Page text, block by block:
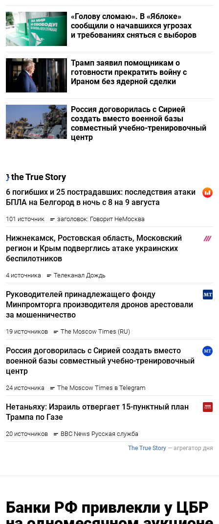
«Голову сломаю». В «Яблоке»
сообщили о начавшихся угрозах
и требованиях сняться с выборов
Трамп заявил помощникам о
готовности прекратить войну с
Ираном без ядерной сделки
Россия договорилась с Сирией
создать вместо военной базы
совместный учебно-тренировочный
центр
Банки РФ привлекли у ЦБР